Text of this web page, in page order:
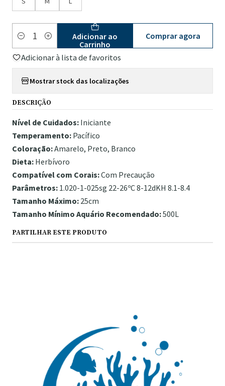
Quantidade
Adicionar ao
Carrinho
Comprar agora
Adicionar à lista de favoritos
Mostrar stock das localizações
DESCRIÇÃO
Nível de Cuidados: Iniciante
Temperamento: Pacífico
Coloração:Amarelo, Preto, Branco
Dieta: Herbívoro
Compatível com Corais:Com Precaução
Parâmetros: 1.020-1-025sg 22-26ºC 8-12dKH 8.1-8.4
Tamanho Máximo: 25cm
Tamanho Mínimo Aquário Recomendado:500L
PARTILHAR ESTE PRODUTO